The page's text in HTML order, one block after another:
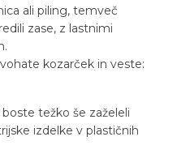
ali piling, temveč
zase, z lastnimi
kozarček in veste:
težko še zaželeli
izdelke v plastičnih